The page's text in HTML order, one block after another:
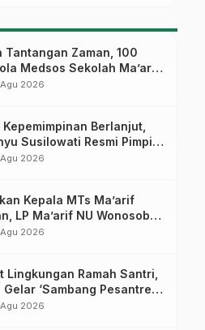
Tantangan Zaman, 100
Medsos Sekolah Ma’arif
Ikuti Pelatihan Literasi
2026
Berlanjut,
Susilowati Resmi Pimpin
Sapuran
2026
Kepala MTs Ma’arif
LP Ma’arif NU Wonosobo
Lima Amanah
2026
Lingkungan Ramah Santri,
Gelar ‘Sambang Pesantren’
2026